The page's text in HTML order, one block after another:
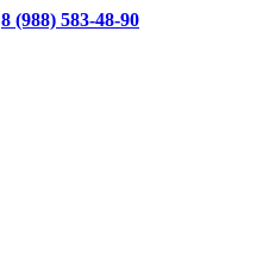
8 (988) 583-48-90